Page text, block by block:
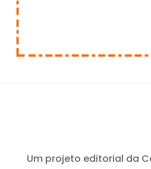
Um projeto editorial da